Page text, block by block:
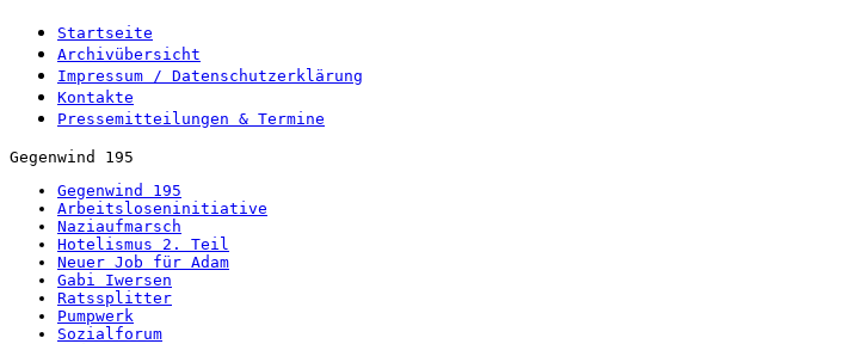
Startseite
Archivübersicht
Impressum / Datenschutzerklärung
Kontakte
Pressemitteilungen & Termine
Gegenwind 195
Gegenwind 195
Arbeitsloseninitiative
Naziaufmarsch
Hotelismus 2. Teil
Neuer Job für Adam
Gabi Iwersen
Ratssplitter
Pumpwerk
Sozialforum